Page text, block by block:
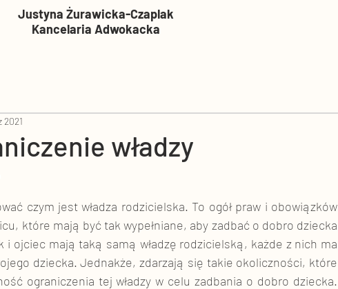
Justyna Żurawicka-Czaplak
Kancelaria Adwokacka
władzy
2021
czym jest władza rodzicielska. To ogół praw i obowiązków
które mają być tak wypełniane, aby zadbać o dobro dziecka
i ojciec mają taką samą władzę rodzicielską, każde z nich ma
dziecka. Jednakże, zdarzają się takie okoliczności, które
ograniczenia tej władzy w celu zadbania o dobro dziecka.